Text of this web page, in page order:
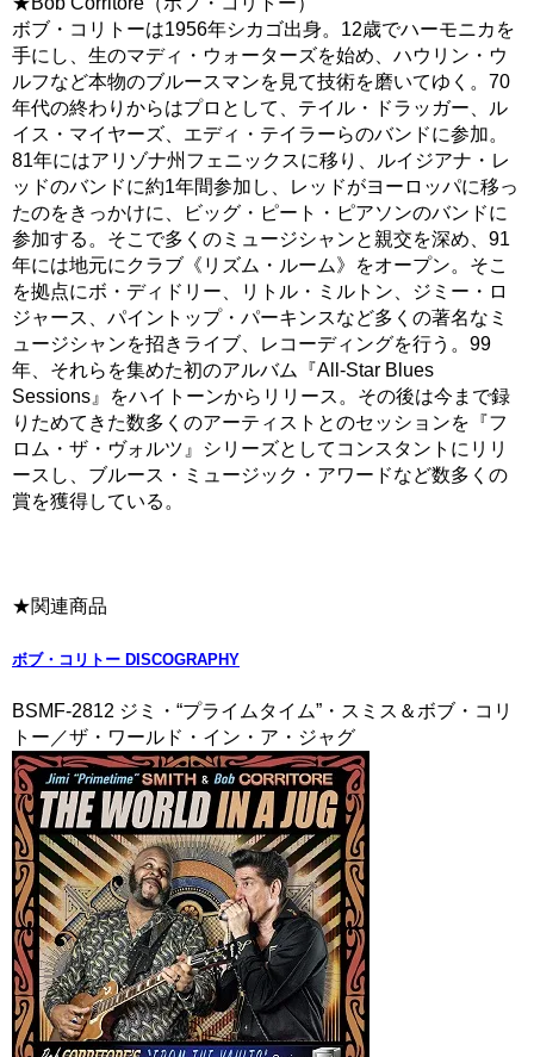
ボブ・コリトーは1956年シカゴ出身。12歳でハーモニカを
手にし、生のマディ・ウォーターズを始め、ハウリン・ウ
ルフなど本物のブルースマンを見て技術を磨いてゆく。70
年代の終わりからはプロとして、テイル・ドラッガー、ル
イス・マイヤーズ、エディ・テイラーらのバンドに参加。
81年にはアリゾナ州フェニックスに移り、ルイジアナ・レ
ッドのバンドに約1年間参加し、レッドがヨーロッパに移っ
たのをきっかけに、ビッグ・ピート・ピアソンのバンドに
参加する。そこで多くのミュージシャンと親交を深め、91
年には地元にクラブ《リズム・ルーム》をオープン。そこ
を拠点にボ・ディドリー、リトル・ミルトン、ジミー・ロ
ジャース、パイントップ・パーキンスなど多くの著名なミ
ュージシャンを招きライブ、レコーディングを行う。99
年、それらを集めた初のアルバム『All-Star Blues
Sessions』をハイトーンからリリース。その後は今まで録
りためてきた数多くのアーティストとのセッションを『フ
ロム・ザ・ヴォルツ』シリーズとしてコンスタントにリリ
ースし、ブルース・ミュージック・アワードなど数多くの
賞を獲得している。
★関連商品
ボブ・コリトー DISCOGRAPHY
BSMF-2812 ジミ・“プライムタイム”・スミス＆ボブ・コリ
トー／ザ・ワールド・イン・ア・ジャグ